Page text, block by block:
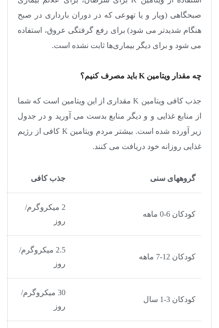
صبحگاهی (ویار و یا تهوعی که در دوران بارداری در صبح
هنگام شدیدتر می شود) برای رفع گرفتگی عروق، استفاده
می شود و برای دیگر بیماری‌ها ثابت نشده است.
چه مقدار ویتامین K باید مصرف کنیم؟
جذب کافی ویتامین Kمقداری از این ویتامین است که شما
از منابع غذایی و و دیگر منابع بدست می آورید و در جدول
زیر آورده شده است. بیشتر مردم ویتامین K کافی از رژیم
غذایی روزانه خود دریافت می کنند.
گروههای سنی جذب کافی
کودکان 6-0 ماهه
2 میکروگرم/
روز
کودکان 12-7 ماهه
2.5 میکروگرم/
روز
کودکان 3-1 سال
30 میکروگرم/
روز